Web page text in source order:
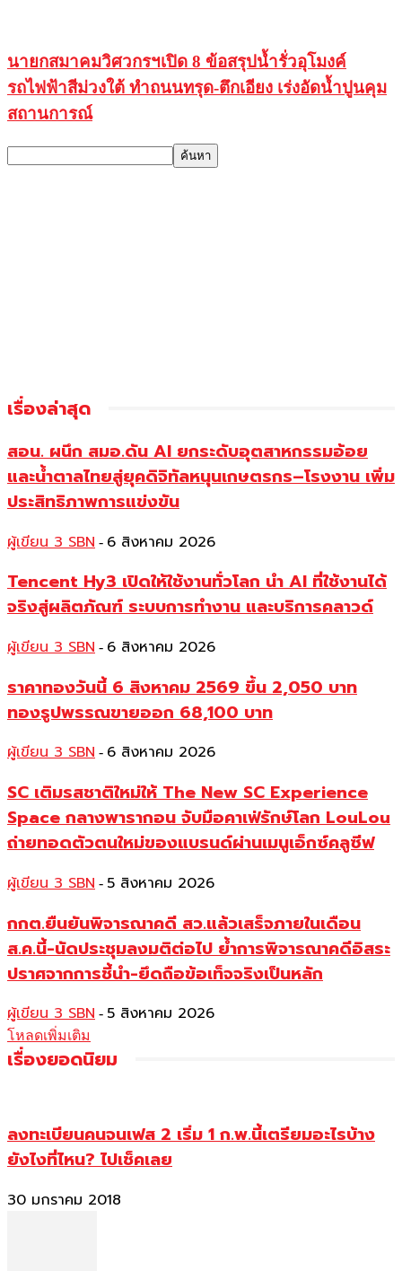
นายกสมาคมวิศวกรฯเปิด 8 ข้อสรุปน้ำรั่วอุโมงค์
รถไฟฟ้าสีม่วงใต้ ทำถนนทรุด-ตึกเอียง เร่งอัดน้ำปูนคุม
สถานการณ์
เรื่องล่าสุด
สอน. ผนึก สมอ.ดัน AI ยกระดับอุตสาหกรรมอ้อย
และน้ำตาลไทยสู่ยุคดิจิทัลหนุนเกษตรกร–โรงงาน เพิ่ม
ประสิทธิภาพการแข่งขัน
ผู้เขียน 3 SBN - 6 สิงหาคม 2026
Tencent Hy3 เปิดให้ใช้งานทั่วโลก นำ AI ที่ใช้งานได้
จริงสู่ผลิตภัณฑ์ ระบบการทำงาน และบริการคลาวด์
ผู้เขียน 3 SBN - 6 สิงหาคม 2026
ราคาทองวันนี้ 6 สิงหาคม 2569 ขึ้น 2,050 บาท
ทองรูปพรรณขายออก 68,100 บาท
ผู้เขียน 3 SBN - 6 สิงหาคม 2026
SC เติมรสชาติใหม่ให้ The New SC Experience
Space กลางพารากอน จับมือคาเฟ่รักษ์โลก LouLou
ถ่ายทอดตัวตนใหม่ของแบรนด์ผ่านเมนูเอ็กซ์คลูซีฟ
ผู้เขียน 3 SBN - 5 สิงหาคม 2026
กกต.ยืนยันพิจารณาคดี สว.แล้วเสร็จภายในเดือน
ส.ค.นี้-นัดประชุมลงมติต่อไป ย้ำการพิจารณาคดีอิสระ
ปราศจากการชี้นำ-ยึดถือข้อเท็จจริงเป็นหลัก
ผู้เขียน 3 SBN - 5 สิงหาคม 2026
โหลดเพิ่มเติม
เรื่องยอดนิยม
ลงทะเบียนคนจนเฟส 2 เริ่ม 1 ก.พ.นี้เตรียมอะไรบ้าง
ยังไงที่ไหน? ไปเช็คเลย
30 มกราคม 2018